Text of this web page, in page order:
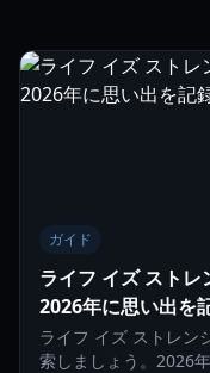
ガイド
ライフ イズ ストレ
2026年に思い出を
ライフ イズ ストレン
索しましょう。2026